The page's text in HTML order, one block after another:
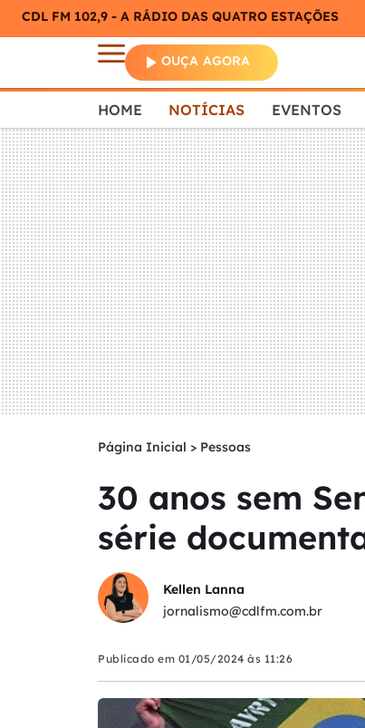
CDL FM 102,9 - A RÁDIO DAS QUATRO ESTAÇÕES
OUÇA AGORA
HOME NOTÍCIAS EVENTOS
Página Inicial > Pessoas
30 anos sem
série
Kellen Lanna
jornalismo@cdlfm.com.br
Publicado em 01/05/2024 às 11:26